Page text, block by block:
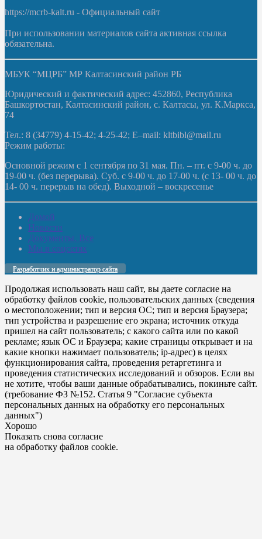
https://mcrb-kalt.ru - Официальный сайт
При использовании материалов сайта активная ссылка
обязательна.
МБУК “МЦРБ” МР Калтасинский район РБ
Юридический и фактический адрес: 452860, Республика
Башкортостан, Калтасинский район, с. Калтасы, ул. К.Маркса,
74
Тел.: 8 (34779) 4-15-42; 4-25-42; E–mail: kltbibl@mail.ru
Режим работы:
Основной режим с 1 сентября по 31 мая. Пн. – пт. с 9-00 ч. до
19-00 ч. (без перерыва). Суб. с 9-00 ч. до 17-00 ч. (с 13- 00 ч. до
14- 00 ч. перерыв на обед). Выходной – воскресенье
Домой
Новости
Документы. Все
Мы в соцсетях
Разработчик и администратор сайта
Продолжая использовать наш сайт, вы даете согласие на
обработку файлов cookie, пользовательских данных (сведения
о местоположении; тип и версия ОС; тип и версия Браузера;
тип устройства и разрешение его экрана; источник откуда
пришел на сайт пользователь; с какого сайта или по какой
рекламе; язык ОС и Браузера; какие страницы открывает и на
какие кнопки нажимает пользователь; ip-адрес) в целях
функционирования сайта, проведения ретаргетинга и
проведения статистических исследований и обзоров. Если вы
не хотите, чтобы ваши данные обрабатывались, покиньте сайт.
(требование ФЗ №152. Статья 9 "Согласие субъекта
персональных данных на обработку его персональных
данных")
Хорошо
Показать снова согласие
на обработку файлов cookie.